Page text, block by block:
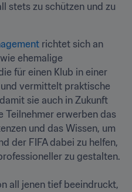
stets zu schützen und zu
richtet sich an
ehemalige
für einen Klub in einer
vermittelt praktische
sie auch in Zukunft
Teilnehmer erwerben das
und das Wissen, um
der FIFA dabei zu helfen,
zu gestalten.
all jenen tief beeindruckt,